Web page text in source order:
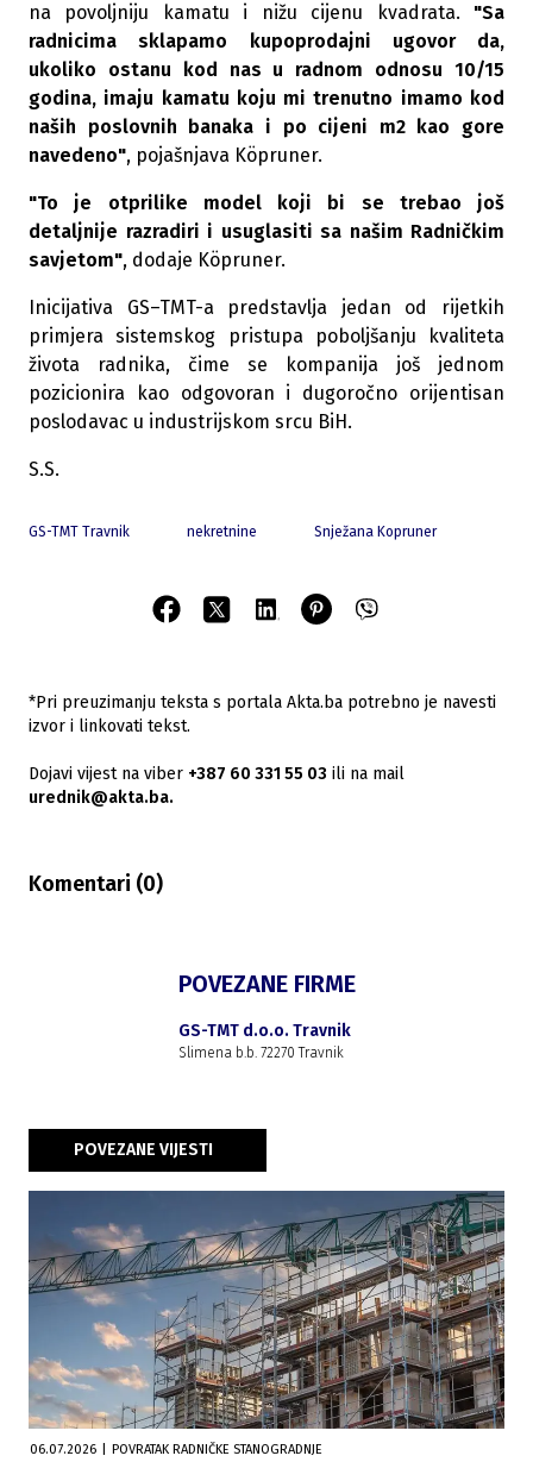
na povoljniju kamatu i nižu cijenu kvadrata. "Sa
radnicima sklapamo kupoprodajni ugovor da,
ukoliko ostanu kod nas u radnom odnosu 10/15
godina, imaju kamatu koju mi trenutno imamo kod
naših poslovnih banaka i po cijeni m2 kao gore
navedeno", pojašnjava Köpruner.
"To je otprilike model koji bi se trebao još
detaljnije razradiri i usuglasiti sa našim Radničkim
savjetom", dodaje Köpruner.
Inicijativa GS–TMT-a predstavlja jedan od rijetkih
primjera sistemskog pristupa poboljšanju kvaliteta
života radnika, čime se kompanija još jednom
pozicionira kao odgovoran i dugoročno orijentisan
poslodavac u industrijskom srcu BiH.
S.S.
GS-TMT Travnik nekretnine Snježana Kopruner
*Pri preuzimanju teksta s portala Akta.ba potrebno je navesti
izvor i linkovati tekst.
Dojavi vijest na viber +387 60 331 55 03 ili na mail
urednik@akta.ba.
Komentari (0)
POVEZANE FIRME
GS-TMT d.o.o. Travnik
Slimena b.b. 72270 Travnik
POVEZANE VIJESTI
06.07.2026 POVRATAK RADNIČKE STANOGRADNJE